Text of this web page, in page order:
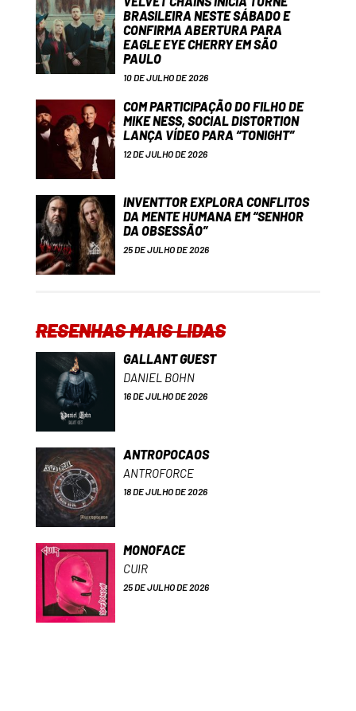
BRASILEIRA NESTE SÁBADO E
CONFIRMA ABERTURA PARA
EAGLE EYE CHERRY EM SÃO
PAULO
10 DE JULHO DE 2026
COM PARTICIPAÇÃO DO FILHO DE
MIKE NESS, SOCIAL DISTORTION
LANÇA VÍDEO PARA “TONIGHT”
12 DE JULHO DE 2026
INVENTTOR EXPLORA CONFLITOS
DA MENTE HUMANA EM “SENHOR
DA OBSESSÃO”
25 DE JULHO DE 2026
RESENHAS MAIS LIDAS
GALLANT GUEST
DANIEL BOHN
16 DE JULHO DE 2026
ANTROPOCAOS
ANTROFORCE
18 DE JULHO DE 2026
MONOFACE
CUIR
25 DE JULHO DE 2026